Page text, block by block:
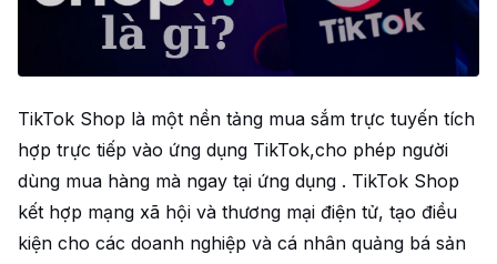
TikTok Shop là một nền tảng mua sắm trực tuyến tích
hợp trực tiếp vào ứng dụng TikTok,cho phép người
dùng mua hàng mà ngay tại ứng dụng . TikTok Shop
kết hợp mạng xã hội và thương mại điện tử, tạo điều
kiện cho các doanh nghiệp và cá nhân quảng bá sản